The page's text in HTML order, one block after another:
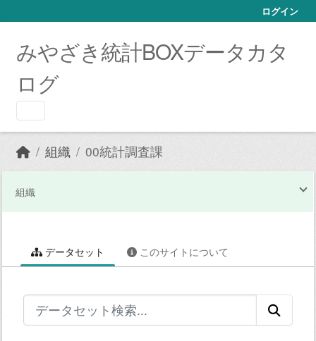
ログイン
みやざき統計BOXデータカタ
ログ
組織 00統計調査課
組織
データセット このサイトについて